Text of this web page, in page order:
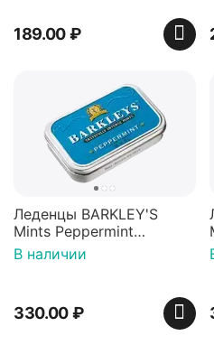
189.00₽
Леденцы BARKLEY'S
Mints Peppermint
перечная мята 50г,
Нидерланды
В наличии
330.00₽